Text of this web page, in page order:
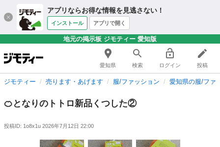
アプリならお得な情報を見逃さない！
インストール アプリで開く
地元の掲示板 ジモティー 愛知版
愛知県 検索 ログイン 投稿
ジモティー 売ります・あげます 服/ファッション 愛知県の服/ファ
🍊となりのトトロ新品くつした②
投稿ID: 1o8x1u 2026年7月12日 22:00